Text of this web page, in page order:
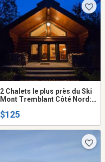
2 Chalets le plus près du Ski
Mont Tremblant Côté Nord:
$125